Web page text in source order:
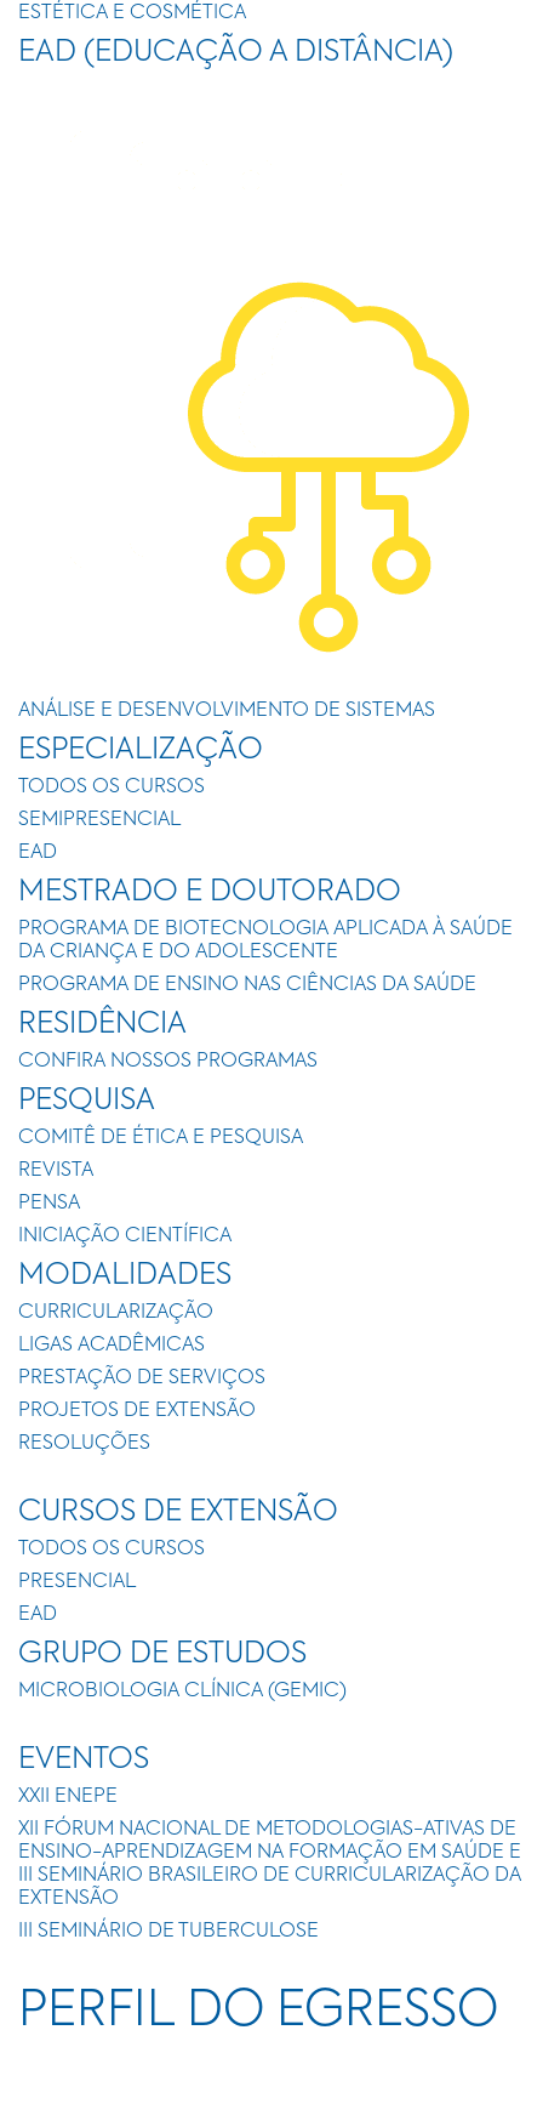
ESTÉTICA E COSMÉTICA
EAD (EDUCAÇÃO A DISTÂNCIA)
ANÁLISE E DESENVOLVIMENTO DE SISTEMAS
ESPECIALIZAÇÃO
TODOS OS CURSOS
SEMIPRESENCIAL
EAD
MESTRADO E DOUTORADO
PROGRAMA DE BIOTECNOLOGIA APLICADA À SAÚDE
DA CRIANÇA E DO ADOLESCENTE
PROGRAMA DE ENSINO NAS CIÊNCIAS DA SAÚDE
RESIDÊNCIA
CONFIRA NOSSOS PROGRAMAS
PESQUISA
COMITÊ DE ÉTICA E PESQUISA
REVISTA
PENSA
INICIAÇÃO CIENTÍFICA
MODALIDADES
CURRICULARIZAÇÃO
LIGAS ACADÊMICAS
PRESTAÇÃO DE SERVIÇOS
PROJETOS DE EXTENSÃO
RESOLUÇÕES
CURSOS DE EXTENSÃO
TODOS OS CURSOS
PRESENCIAL
EAD
GRUPO DE ESTUDOS
MICROBIOLOGIA CLÍNICA (GEMIC)
EVENTOS
XXII ENEPE
XII FÓRUM NACIONAL DE METODOLOGIAS-ATIVAS DE
ENSINO-APRENDIZAGEM NA FORMAÇÃO EM SAÚDE E
III SEMINÁRIO BRASILEIRO DE CURRICULARIZAÇÃO DA
EXTENSÃO
III SEMINÁRIO DE TUBERCULOSE
PERFIL DO EGRESSO